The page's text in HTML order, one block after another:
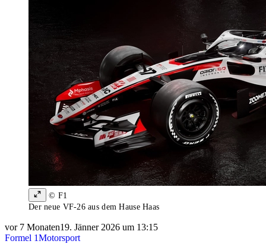
© F1
Der neue VF-26 aus dem Hause Haas
vor 7 Monaten19. Jänner 2026 um 13:15
Formel 1Motorsport